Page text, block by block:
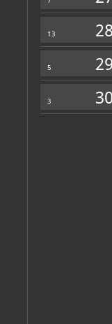
13
5
3
Personalni arhiv